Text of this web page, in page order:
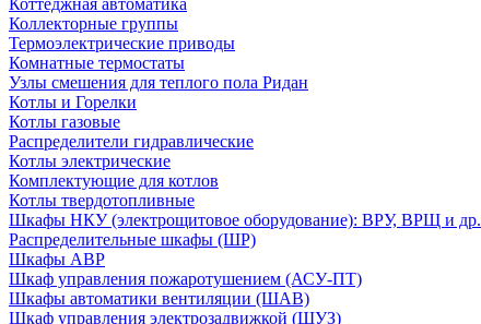
Коттеджная автоматика
Коллекторные группы
Термоэлектрические приводы
Комнатные термостаты
Узлы смешения для теплого пола Ридан
Котлы и Горелки
Котлы газовые
Распределители гидравлические
Котлы электрические
Комплектующие для котлов
Котлы твердотопливные
Шкафы НКУ (электрощитовое оборудование): ВРУ, ВРЩ и др.
Распределительные шкафы (ШР)
Шкафы АВР
Шкаф управления пожаротушением (АСУ-ПТ)
Шкафы автоматики вентиляции (ШАВ)
Шкаф управления электрозадвижкой (ШУЗ)